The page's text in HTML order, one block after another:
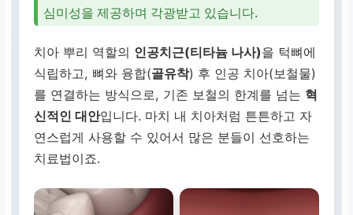
심미성을 제공하며 각광받고 있습니다.
치아 뿌리 역할의 인공치근(티타늄 나사)을 턱뼈에
식립하고, 뼈와 융합(골유착) 후 인공 치아(보철물)
를 연결하는 방식으로, 기존 보철의 한계를 넘는 혁
신적인 대안입니다. 마치 내 치아처럼 튼튼하고 자
연스럽게 사용할 수 있어서 많은 분들이 선호하는
치료법이죠.